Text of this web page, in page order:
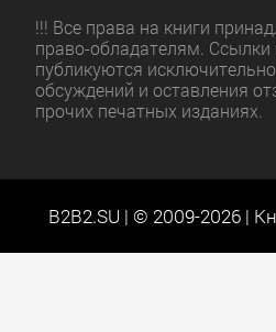
!!! Все права на книги
право-обладателям.
публикуются
обсуждений и оставления
прочих печатных изданиях.
B2B2.SU | © 2009-2026 |